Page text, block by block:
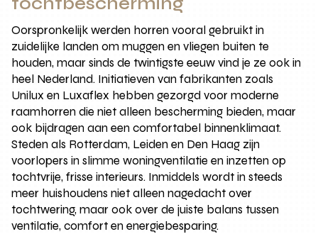
Oorspronkelijk werden horren vooral gebruikt in
zuidelijke landen om muggen en vliegen buiten te
houden, maar sinds de twintigste eeuw vind je ze ook in
heel Nederland. Initiatieven van fabrikanten zoals
Unilux en Luxaflex hebben gezorgd voor moderne
raamhorren die niet alleen bescherming bieden, maar
ook bijdragen aan een comfortabel binnenklimaat.
Steden als Rotterdam, Leiden en Den Haag zijn
voorlopers in slimme woningventilatie en inzetten op
tochtvrije, frisse interieurs. Inmiddels wordt in steeds
meer huishoudens niet alleen nagedacht over
tochtwering, maar ook over de juiste balans tussen
ventilatie, comfort en energiebesparing.